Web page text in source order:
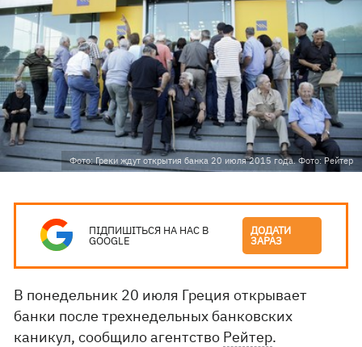
Фото: Греки ждут открытия банка 20 июля 2015 года. Фото: Рейтер
ПІДПИШІТЬСЯ НА НАС В
GOOGLE
ДОДАТИ
ЗАРАЗ
В понедельник 20 июля Греция открывает
банки после трехнедельных банковских
каникул, сообщило агентство Рейтер.